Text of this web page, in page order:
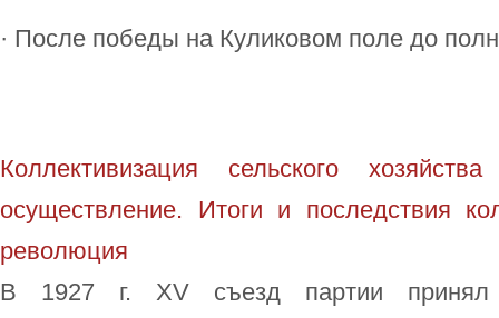
· После победы на Куликовом поле до
Коллективизация сельского
осуществление. Итоги и последствия
революция
В 1927 г. XV съезд партии принял